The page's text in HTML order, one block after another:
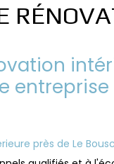
entreprise
près de Le